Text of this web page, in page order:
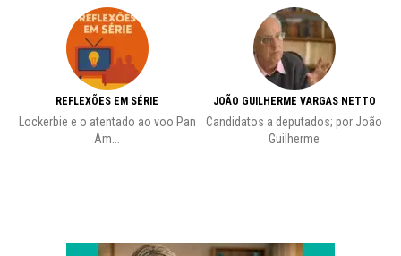
REFLEXÕES EM SÉRIE
Lockerbie e o atentado ao voo Pan
Am...
JOÃO GUILHERME VARGAS NETTO
Candidatos a deputados; por João
Guilherme